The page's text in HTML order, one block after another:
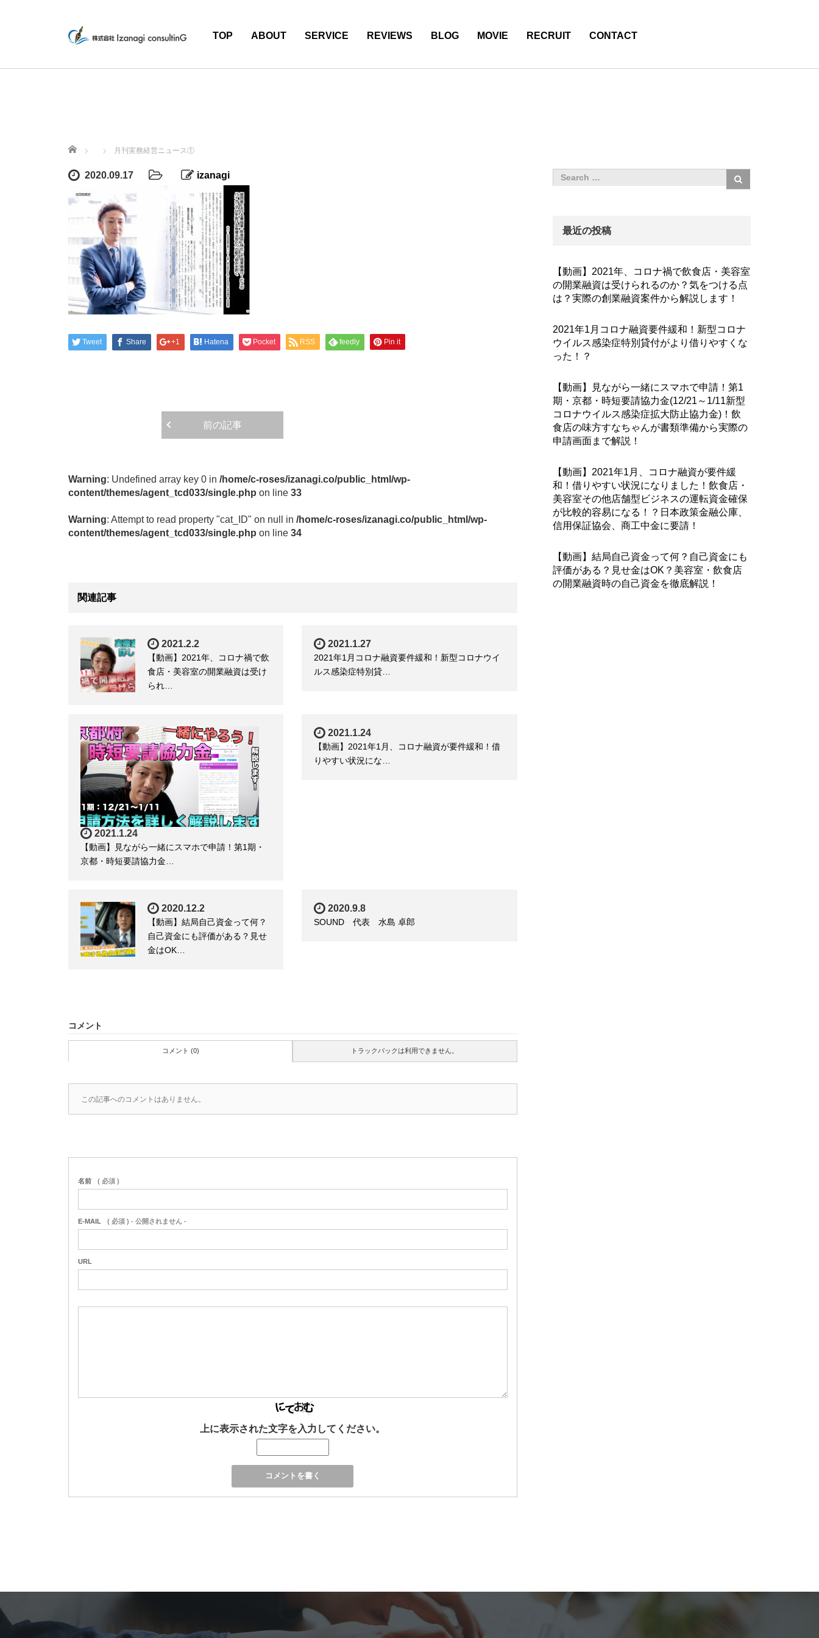
TOP ABOUT SERVICE REVIEWS BLOG MOVIE RECRUIT CONTACT
ホーム 月刊実務経営ニュース①
2020.09.17 izanagi
Tweet Share +1 Hatena Pocket RSS feedly Pin it
前の記事
Warning: Undefined array key 0 in /home/c-roses/izanagi.co/public_html/wp-
content/themes/agent_tcd033/single.php on line 33
Warning: Attempt to read property "cat_ID" on null in /home/c-roses/izanagi.co/public_html/wp-
content/themes/agent_tcd033/single.php on line 34
関連記事
2021.2.2
【動画】2021年、コロナ禍で飲
食店・美容室の開業融資は受け
られ…
2021.1.27
2021年1月コロナ融資要件緩和！新型コロナウイ
ルス感染症特別貸…
2021.1.24
【動画】見ながら一緒にスマホで申請！第1期・
京都・時短要請協力金…
2021.1.24
【動画】2021年1月、コロナ融資が要件緩和！借
りやすい状況にな…
2020.12.2
【動画】結局自己資金って何？
自己資金にも評価がある？見せ
金はOK…
2020.9.8
SOUND 代表 水島 卓郎
コメント
コメント (0) トラックバックは利用できません。
この記事へのコメントはありません。
名前 ( 必須 )
E-MAIL ( 必須 ) - 公開されません -
URL
上に表示された文字を入力してください。
最近の投稿
【動画】2021年、コロナ禍で飲食店・美容室
の開業融資は受けられるのか？気をつける点
は？実際の創業融資案件から解説します！
2021年1月コロナ融資要件緩和！新型コロナ
ウイルス感染症特別貸付がより借りやすくな
った！？
【動画】見ながら一緒にスマホで申請！第1
期・京都・時短要請協力金(12/21～1/11新型
コロナウイルス感染症拡大防止協力金)！飲
食店の味方すなちゃんが書類準備から実際の
申請画面まで解説！
【動画】2021年1月、コロナ融資が要件緩
和！借りやすい状況になりました！飲食店・
美容室その他店舗型ビジネスの運転資金確保
が比較的容易になる！？日本政策金融公庫、
信用保証協会、商工中金に要請！
【動画】結局自己資金って何？自己資金にも
評価がある？見せ金はOK？美容室・飲食店
の開業融資時の自己資金を徹底解説！